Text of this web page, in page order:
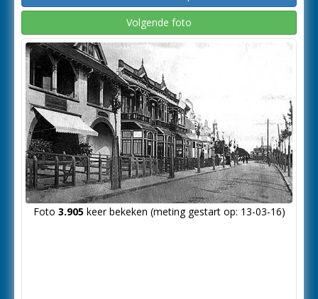
Volgende foto
Foto 3.905keer bekeken (meting gestart op: 13-03-16)